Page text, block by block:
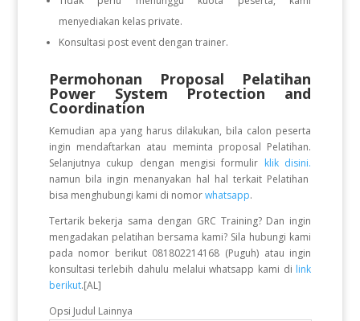
menyediakan kelas private.
Konsultasi post event dengan trainer.
Permohonan Proposal Pelatihan
Power System Protection and
Coordination
Kemudian apa yang harus dilakukan, bila calon peserta
ingin mendaftarkan atau meminta proposal Pelatihan.
Selanjutnya cukup dengan mengisi formulir klik disini.
namun bila ingin menanyakan hal hal terkait Pelatihan
bisa menghubungi kami di nomorwhatsapp.
Tertarik bekerja sama dengan GRC Training? Dan ingin
mengadakan pelatihan bersama kami? Sila hubungi kami
pada nomor berikut 081802214168 (Puguh) atau ingin
konsultasi terlebih dahulu melalui whatsapp kami di link
berikut.[AL]
Opsi Judul Lainnya